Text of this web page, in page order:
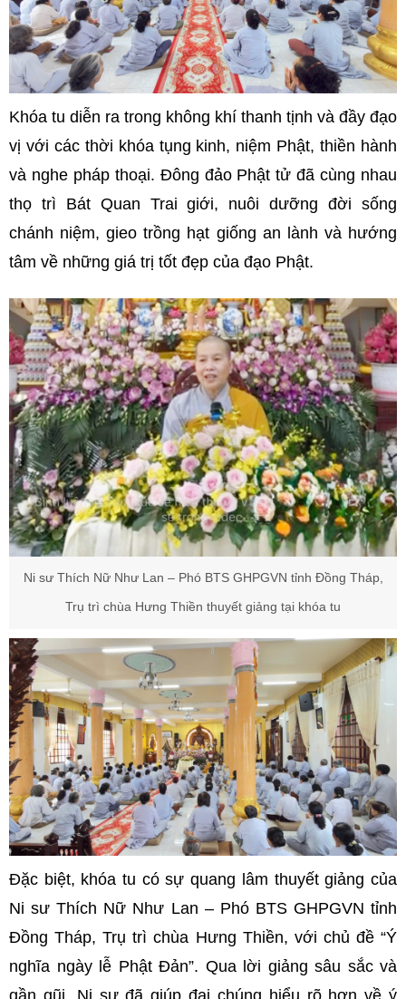
Khóa tu diễn ra trong không khí thanh tịnh và đầy đạo
vị với các thời khóa tụng kinh, niệm Phật, thiền hành
và nghe pháp thoại. Đông đảo Phật tử đã cùng nhau
thọ trì Bát Quan Trai giới, nuôi dưỡng đời sống
chánh niệm, gieo trồng hạt giống an lành và hướng
tâm về những giá trị tốt đẹp của đạo Phật.
Ni sư Thích Nữ Như Lan – Phó BTS GHPGVN tỉnh Đồng Tháp,
Trụ trì chùa Hưng Thiền thuyết giảng tại khóa tu
Đặc biệt, khóa tu có sự quang lâm thuyết giảng của
Ni sư Thích Nữ Như Lan – Phó BTS GHPGVN tỉnh
Đồng Tháp, Trụ trì chùa Hưng Thiền, với chủ đề “Ý
nghĩa ngày lễ Phật Đản”. Qua lời giảng sâu sắc và